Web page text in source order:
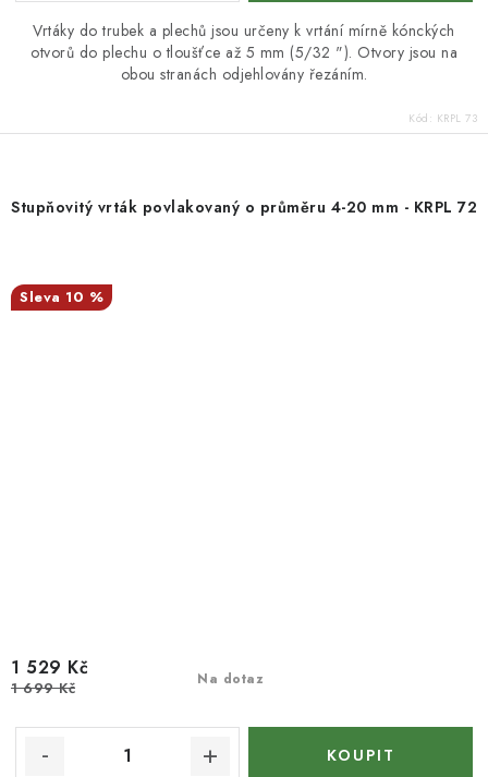
Vrtáky do trubek a plechů jsou určeny k vrtání mírně kónckých
otvorů do plechu o tloušťce až 5 mm (5/32 "). Otvory jsou na
obou stranách odjehlovány řezáním.
Kód: KRPL 73
Stupňovitý vrták povlakovaný o průměru 4-20 mm - KRPL 72
10 %
Na dotaz
1 529 Kč
1 699 Kč